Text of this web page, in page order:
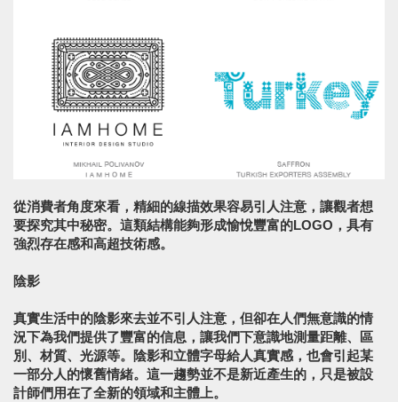
從消費者角度來看，精細的線描效果容易引人注意，讓觀者想
要探究其中秘密。這類結構能夠形成愉悅豐富的LOGO，具有
強烈存在感和高超技術感。
陰影
真實生活中的陰影來去並不引人注意，但卻在人們無意識的情
況下為我們提供了豐富的信息，讓我們下意識地測量距離、區
別、材質、光源等。陰影和立體字母給人真實感，也會引起某
一部分人的懷舊情緒。這一趨勢並不是新近產生的，只是被設
計師們用在了全新的領域和主體上。